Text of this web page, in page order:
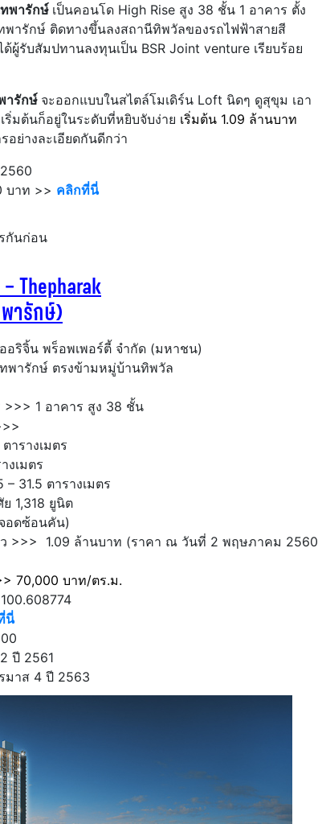
พารักษ์ เป็นคอนโด High Rise สูง 38 ชั้น 1 อาคาร ตั้ง
ารักษ์ ติดทางขึ้นลงสถานีทิพวัลของรถไฟฟ้าสายสี
ผู้รับสัมปทานลงทุนเป็น BSR Joint venture เรียบร้อย
ารักษ์ จะออกแบบในสไตล์โมเดิร์น Loft นิดๆ ดูสุขุม เอา
มต้นก็อยู่ในระดับที่หยิบจับง่าย เริ่มต้น 1.09 ล้านบาท
อย่างละเอียดกันดีกว่า
บาท >> คลิกที่นี่
กันก่อน
Thepharak
ารักษ์)
อริจิ้น พร็อพเพอร์ตี้ จำกัด (มหาชน)
พารักษ์ ตรงข้ามหมู่บ้านทิพวัล
1 อาคาร สูง 38 ชั้น
ตารางเมตร
งเมตร
31.5 ตารางเมตร
1,318 ยูนิต
อดซ้อนคัน)
>>> 1.09 ล้านบาท (ราคา ณ วันที่ 2 พฤษภาคม 2560
70,000 บาท/ตร.ม.
นี่
ปี 2561
มาส 4 ปี 2563